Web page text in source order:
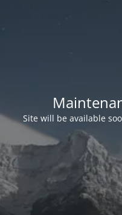
Site will be available